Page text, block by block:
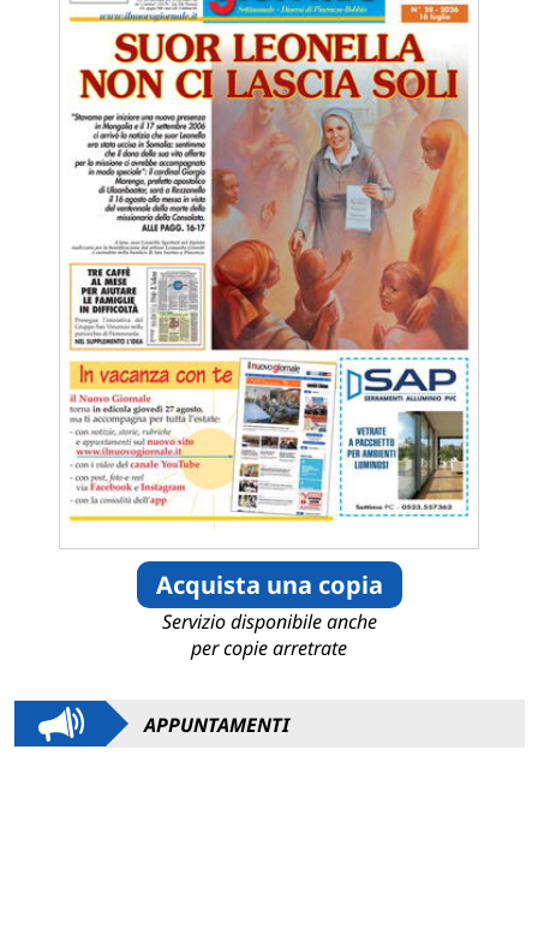
Acquista una copia
Servizio disponibile anche
per copie arretrate
APPUNTAMENTI